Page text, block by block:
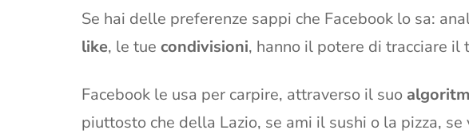
Se hai delle preferenze sappi che Facebook lo sa:
like, le tue condivisioni, hanno il potere di tracciare il
Facebook le usa per carpire, attraverso il suo
piuttosto che della Lazio, se ami il sushi o la pizza, se